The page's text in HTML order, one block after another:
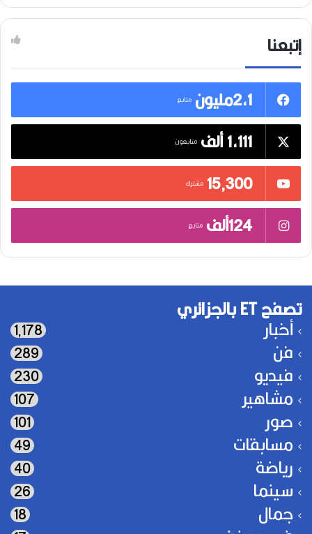
إتبعنا
2,1مليون
متابع
1,111 ألف متابعون
15٬300 مشترك
124ألف متابع
تصفح ET بالجزائري
أخبار 1٬178
فن 289
فيديو 230
مشاهير 107
صور 101
مسابقات 49
رياضة 40
سينما 26
جمال 18